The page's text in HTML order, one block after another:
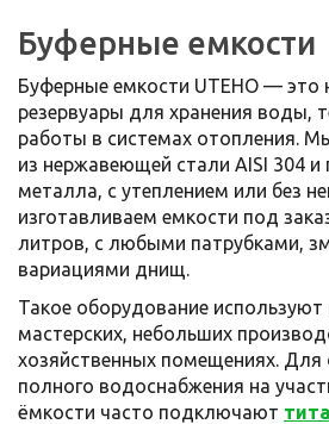
Буферные емкости
Буферные емкости UTEHO —
резервуары для хранения воды,
работы в системах отопления.
из нержавеющей стали AISI 304 и
металла, с утеплением или без
изготавливаем емкости под
литров, с любыми патрубками,
вариациями днищ.
Такое оборудование
мастерских, небольших
хозяйственных помещениях. Для
полного водоснабжения на
ёмкости часто подключают